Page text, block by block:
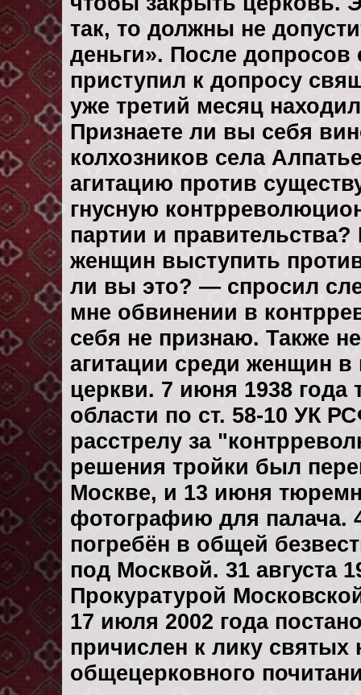
так, то должны не
деньги». После допросов
приступил к допросу
уже третий месяц
Признаете ли вы себя
колхозников села
агитацию против
гнусную
партии и
женщин выступить
ли вы это? — спросил
мне обвинении в
себя не признаю. Также
агитации среди женщин в
церкви. 7 июня 1938
области по ст. 58-10 УК
расстрелу за
решения тройки был
Москве, и 13 июня
фотографию для палача.
погребён в общей
под Москвой. 31 августа
Прокуратурой
17 июля 2002 года
причислен к лику
общецерковного